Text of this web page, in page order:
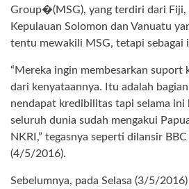
Group�(MSG), yang terdiri dari Fiji,
Kepulauan Solomon dan Vanuatu
tentu mewakili MSG, tetapi sebagai
“Mereka ingin membesarkan suport
dari kenyataannya. Itu adalah
nendapat kredibilitas tapi selama ini
seluruh dunia sudah mengakui
NKRI,” tegasnya seperti dilansir
(4/5/2016).
Sebelumnya, pada Selasa (3/5/